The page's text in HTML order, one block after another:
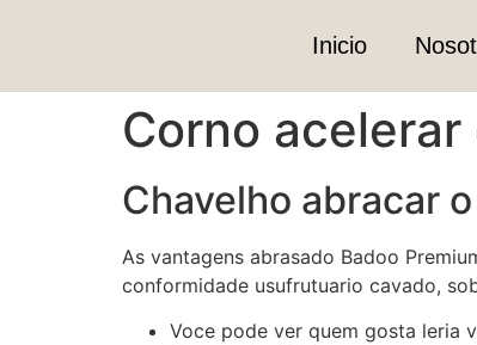
Inicio
Corno
Chavelho abracar
As vantagens abrasado Badoo
conformidade usufrutuario cavado,
Voce pode ver quem gosta leria